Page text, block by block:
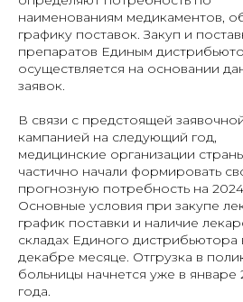
наименованиям медикаментов,
графику поставок. Закуп и
препаратов Единым
осуществляется на основании
заявок.
В связи с предстоящей
кампанией на следующий год,
медицинские организации
частично начали формировать
прогнозную потребность на
Основные условия при закупе
график поставки и наличие
складах Единого дистрибьютора
декабре месяце. Отгрузка в
больницы начнется уже в январе
года.